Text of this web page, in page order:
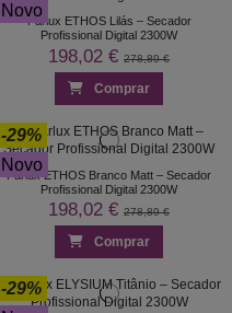
Novo
Parlux ETHOS Lilás – Secador
Profissional Digital 2300W
198,02 € 278,89 €
Comprar
-29%
Novo
Parlux ETHOS Branco Matt – Secador
Profissional Digital 2300W
198,02 € 278,89 €
Comprar
-29%